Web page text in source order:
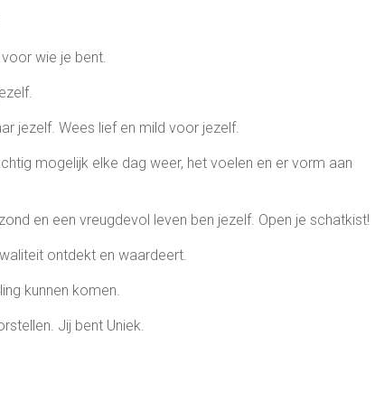
wie je bent.
jezelf. Wees lief en mild voor jezelf.
mogelijk elke dag weer, het voelen en er vorm aan
en een vreugdevol leven ben jezelf. Open je schatkist!
ontdekt en waardeert.
kunnen komen.
Jij bent Uniek.